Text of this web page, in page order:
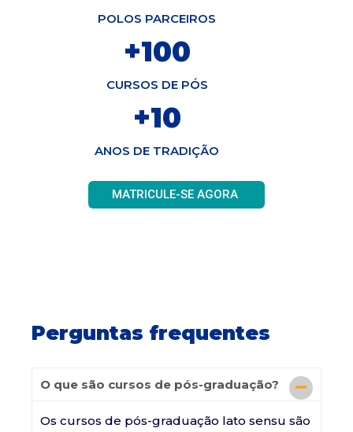
POLOS PARCEIROS
+100
CURSOS DE PÓS
+10
ANOS DE TRADIÇÃO
MATRICULE-SE AGORA
Perguntas frequentes
O que são cursos de pós-graduação?
Os cursos de pós-graduação lato sensu são